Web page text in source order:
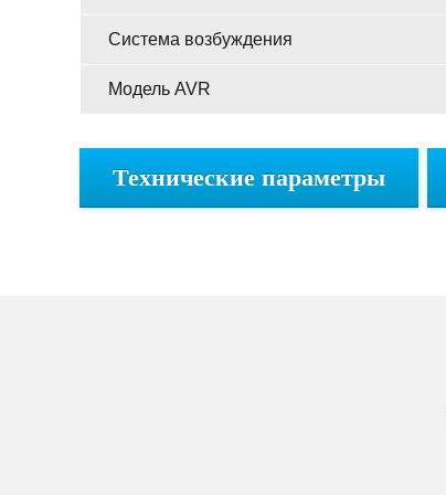
Система возбуждения
Модель AVR
Технические параметры